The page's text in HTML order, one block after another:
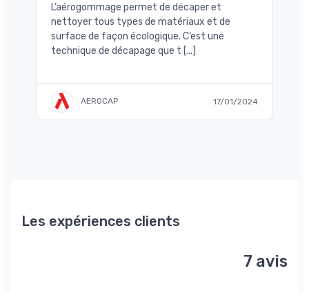
L’aérogommage permet de décaper et
nettoyer tous types de matériaux et de
surface de façon écologique. C’est une
technique de décapage que t [...]
AEROCAP 17/01/2024
Les expériences clients
7 avis